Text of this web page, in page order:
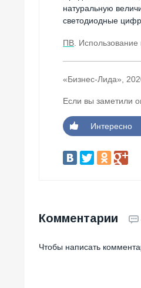
натуральную
светодиодные
ПВ .
«Бизнес-Лида»,
Если вы заметили
Интересно
Комментарии
Чтобы написать